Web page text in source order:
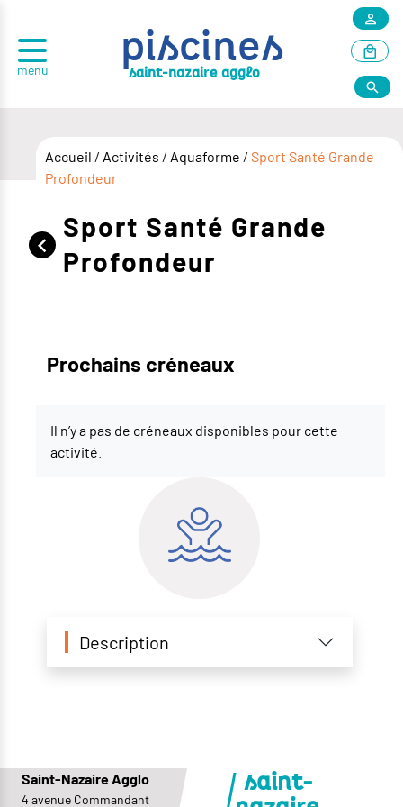
menu
piscines
saint-nazaire agglo
Accueil / Activités / Aquaforme / Sport Santé Grande
Profondeur
Sport Santé Grande
Profondeur
Description
Prochains créneaux
Il n’y a pas de créneaux disponibles pour cette
activité.
Saint-Nazaire Agglo
4 avenue Commandant
saint-